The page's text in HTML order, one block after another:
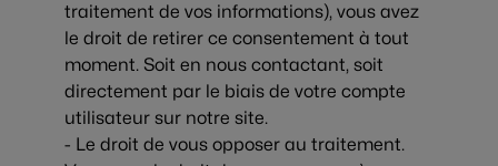
traitement de vos informations), vous avez
le droit de retirer ce consentement à tout
moment. Soit en nous contactant, soit
directement par le biais de votre compte
utilisateur sur notre site.
- Le droit de vous opposer au traitement.